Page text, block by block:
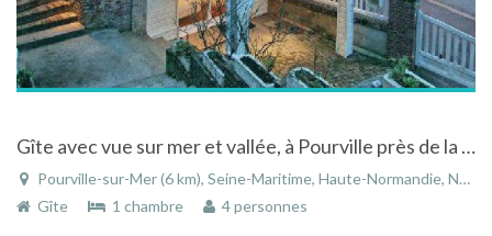
Gîte avec vue sur mer et vallée, à Pourville près de la plage
Pourville-sur-Mer (6 km), Seine-Maritime, Haute-Normandie, Normandie, France
Gîte
1 chambre 4 personnes